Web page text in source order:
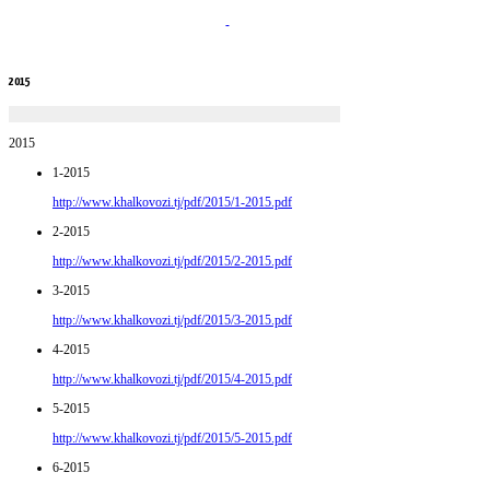
2015
2015
1-2015
http://www.khalkovozi.tj/pdf/2015/1-2015.pdf
2-2015
http://www.khalkovozi.tj/pdf/2015/2-2015.pdf
3-2015
http://www.khalkovozi.tj/pdf/2015/3-2015.pdf
4-2015
http://www.khalkovozi.tj/pdf/2015/4-2015.pdf
5-2015
http://www.khalkovozi.tj/pdf/2015/5-2015.pdf
6-2015